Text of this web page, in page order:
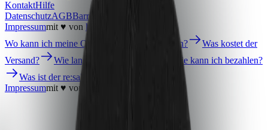
KontaktHilfe
DatenschutzAGBBarrierefreiheit
Impressummit ♥ von krasserstoff.com
Wo kann ich meine Onlinetickets herunterladen?
Was kostet der
Versand?
Wie lange ist die Lieferzeit?
Wie kann ich bezahlen?
Was ist der re:sale?
Impressummit ♥ von